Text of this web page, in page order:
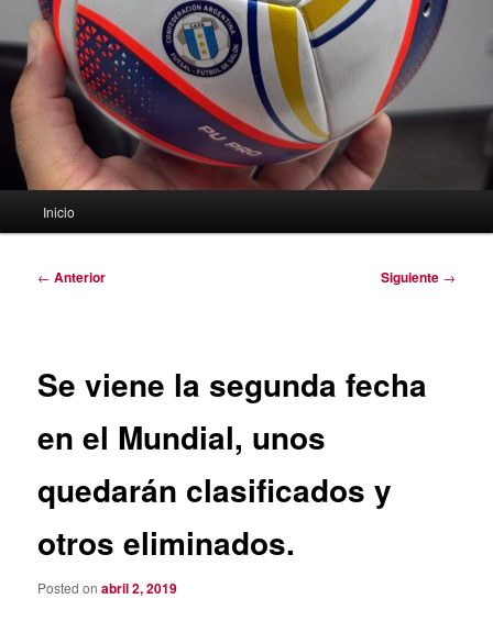
Inicio
Navegación
← Anterior Siguiente →
Se viene la segunda fecha
en el Mundial, unos
quedarán clasificados y
otros eliminados.
Posted onabril 2, 2019